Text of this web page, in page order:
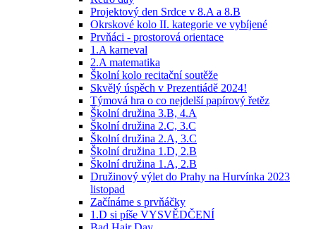
Projektový den Srdce v 8.A a 8.B
Okrskové kolo II. kategorie ve vybíjené
Prvňáci - prostorová orientace
1.A karneval
2.A matematika
Školní kolo recitační soutěže
Skvělý úspěch v Prezentiádě 2024!
Týmová hra o co nejdelší papírový řetěz
Školní družina 3.B, 4.A
Školní družina 2.C, 3.C
Školní družina 2.A, 3.C
Školní družina 1.D, 2.B
Školní družina 1.A, 2.B
Družinový výlet do Prahy na Hurvínka 2023
listopad
Začínáme s prvňáčky
1.D si píše VYSVĚDČENÍ